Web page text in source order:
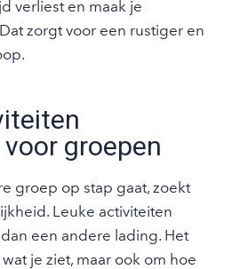
verliest en maak je
zorgt voor een rustiger en
groepen
groep op stap gaat, zoekt
Leuke activiteiten
een andere lading. Het
je ziet, maar ook om hoe